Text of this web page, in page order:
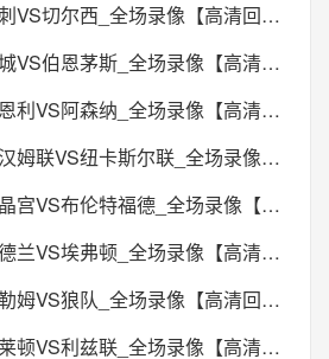
2026年05月20日 热刺VS切尔西_全场录像【高清回放】
2026年05月20日 曼城VS伯恩茅斯_全场录像【高清回放】
2026年05月19日 伯恩利VS阿森纳_全场录像【高清回放】
2026年05月18日 西汉姆联VS纽卡斯尔联_全场录像【高清回放】
2026年05月17日 水晶宫VS布伦特福德_全场录像【高清回放】
2026年05月17日 桑德兰VS埃弗顿_全场录像【高清回放】
2026年05月17日 富勒姆VS狼队_全场录像【高清回放】
2026年05月17日 布莱顿VS利兹联_全场录像【高清回放】